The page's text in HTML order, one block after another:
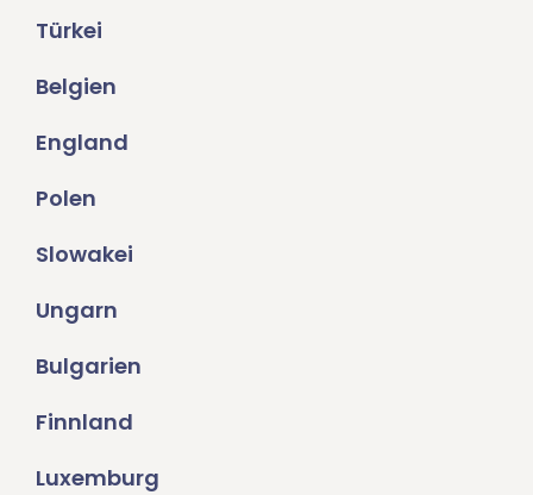
Türkei
Belgien
England
Polen
Slowakei
Ungarn
Bulgarien
Finnland
Luxemburg